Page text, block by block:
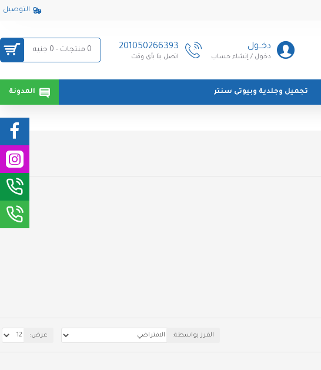
التوصيل
دخــول
دخول / إنشاء حساب
201050266393
اتصل بنا بأى وقت
0 منتجات - 0 جنيه
تجميل وجلدية وبيوتى سنتر المدونة
الفرز بواسطة: عرض: